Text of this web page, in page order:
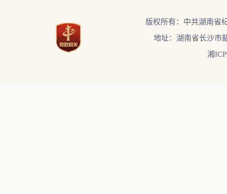
版权所有：中共湖南省
地址：湖南省长沙市
湘